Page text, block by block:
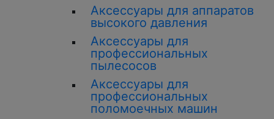
Аксессуары для аппаратов
высокого давления
Аксессуары для
профессиональных
пылесосов
Аксессуары для
профессиональных
поломоечных машин